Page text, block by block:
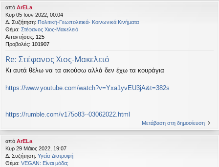
από ArELa
Κυρ 05 Ιουν 2022, 00:04
Δ. Συζήτηση: Πολιτική-Γεωπολιτικά- Κοινωνικά Κινήματα
Θέμα: Στέφανος Χιος-Μακελειό
Απαντήσεις: 125
Προβολές: 101907
Re: Στέφανος Χιος-Μακελειό
Κι αυτά θέλω να τα ακούσω αλλά δεν έχω τα κουράγια
https://www.youtube.com/watch?v=Yxa1yvEU3jA&t=382s
https://rumble.com/v175o83--03062022.html
Μετάβαση στη δημοσίευση
από ArELa
Κυρ 29 Μάιος 2022, 19:07
Δ. Συζήτηση: Υγεία-Διατροφή
Θέμα: VEGAN: Είναι μόδα;